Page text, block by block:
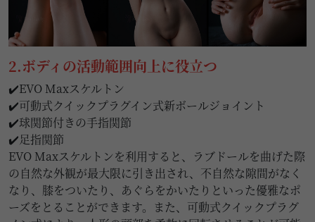
2.ボディの活動範囲向上に役立つ
✔️EVO Maxスケルトン
✔️可動式クイックプラグイン式新ボールジョイント
✔️球関節付きの手指関節
✔️足指関節
EVO Maxスケルトンを利用すると、ラブドールを曲げた際
の自然な外観が最大限に引き出され、不自然な隙間がなく
なり、膝をついたり、あぐらをかいたりといった優雅なポ
ーズをとることができます。また、可動式クイックプラグ